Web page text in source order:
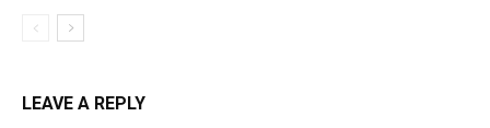
LEAVE A REPLY